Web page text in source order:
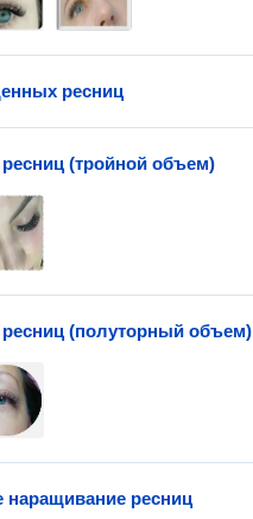
ресниц
(тройной объем)
(полуторный объем)
наращивание ресниц